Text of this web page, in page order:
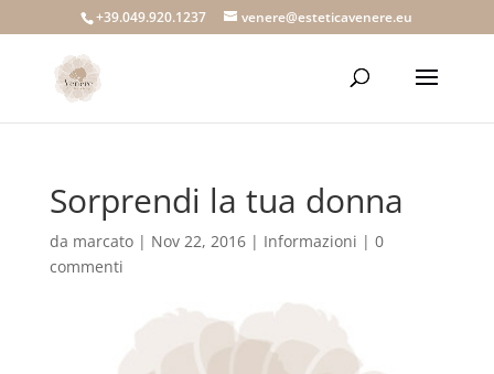
+39.049.920.1237 venere@esteticavenere.eu
Sorprendi la tua donna
da marcato| Nov 22, 2016| Informazioni | 0
commenti